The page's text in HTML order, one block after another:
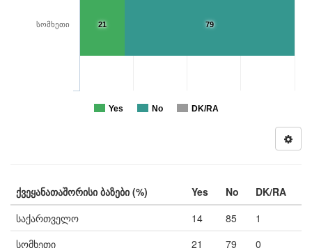
79
21
Yes No DK/RA
სომხეთი
ქვეყანათაშორისი ბაზები (%) Yes No
DK/RA
საქართველო
14 85
1
სომხეთი
21 79 0